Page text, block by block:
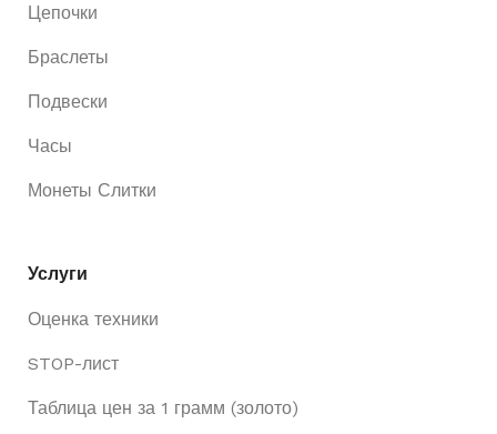
Цепочки
Браслеты
Подвески
Часы
Монеты Слитки
Услуги
Оценка техники
STOP-лист
Таблица цен за 1 грамм (золото)